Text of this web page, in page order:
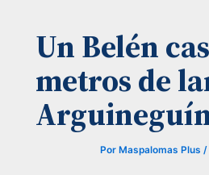
Un Belén
metros de
Por Maspalomas Plus /